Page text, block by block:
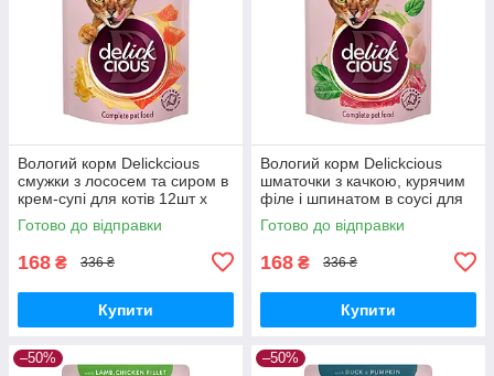
Вологий корм Delickcious
смужки з лососем та сиром в
крем-супі для котів 12шт x
85г
Готово до відправки
168 ₴ 336 ₴
Купити
Вологий корм Delickcious
шматочки з качкою, курячим
філе і шпинатом в соусі для
котів 12шт x 85г БЕЗ
КАРТОННОГО ПАКУВАННЯ
Готово до відправки
168 ₴ 336 ₴
Купити
–50% –50%